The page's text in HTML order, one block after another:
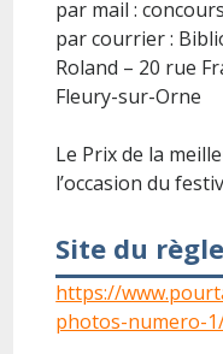
par mail :
par courrier :
Roland – 20 rue
Fleury-sur-Orne
Le Prix de la
l’occasion du
Site du
https://
photos-numero-